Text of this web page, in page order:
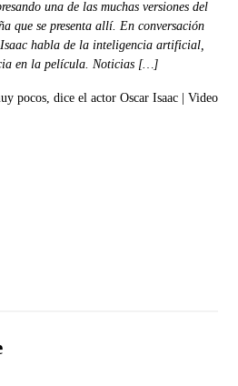
una de las muchas versiones del
que se presenta allí. En conversación
habla de la inteligencia artificial,
en la película. Noticias […]